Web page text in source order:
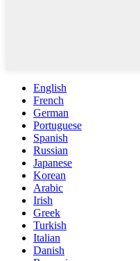
English
French
German
Portuguese
Spanish
Russian
Japanese
Korean
Arabic
Irish
Greek
Turkish
Italian
Danish